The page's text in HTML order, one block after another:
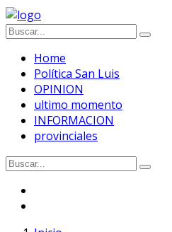
Home
Política San Luis
OPINION
ultimo momento
INFORMACION
provinciales